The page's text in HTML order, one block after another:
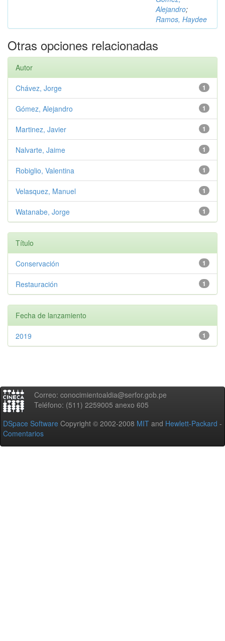
Alejandro;
Ramos, Haydee
Otras opciones relacionadas
Autor
1
Chávez, Jorge
1
Gómez, Alejandro
1
Martinez, Javier
1
Nalvarte, Jaime
1
Robiglio, Valentina
1
Velasquez, Manuel
1
Watanabe, Jorge
Título
1
Conservación
1
Restauración
Fecha de lanzamiento
1
2019
Correo: conocimientoaldia@serfor.gob.pe
Teléfono: (511) 2259005 anexo 605
DSpace Software Copyright © 2002-2008 MIT and Hewlett-Packard -
Comentarios